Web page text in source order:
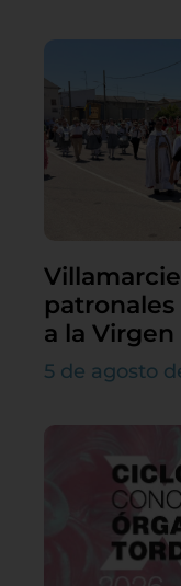
a la
5 de agosto